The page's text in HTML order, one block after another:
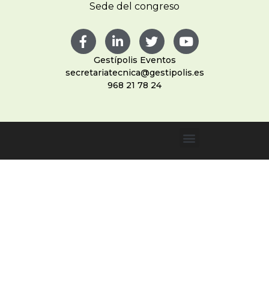
Sede del congreso
Gestípolis Eventos
secretariatecnica@gestipolis.es
968 21 78 24